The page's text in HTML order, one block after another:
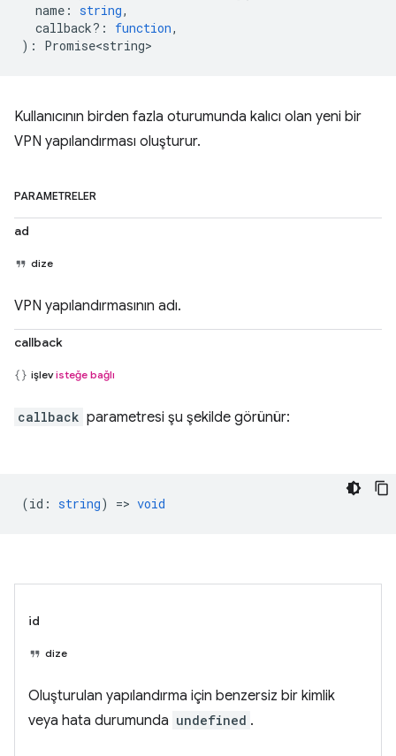
name : string,
callback? : function,
) : Promise<string>
Kullanıcının birden fazla oturumunda kalıcı olan yeni bir
VPN yapılandırması oluşturur.
PARAMETRELER
ad
dize
VPN yapılandırmasının adı.
callback
işlevisteğe bağlı
callback parametresi şu şekilde görünür:
(id : string) => void
id
dize
Oluşturulan yapılandırma için benzersiz bir kimlik
veya hata durumunda undefined .